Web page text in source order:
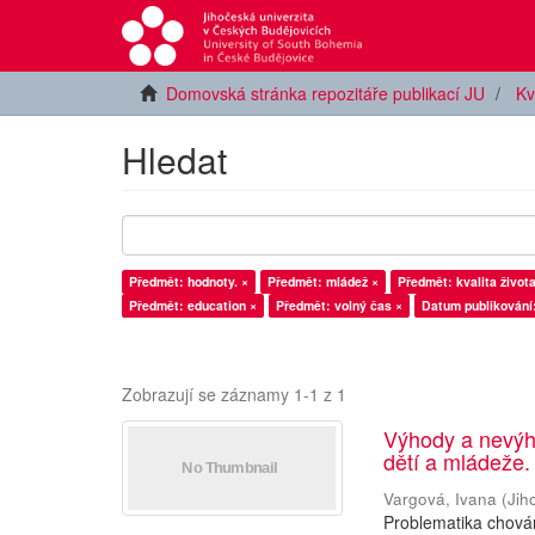
Domovská stránka repozitáře publikací JU
Hledat
Předmět: hodnoty. × Předmět: mládež ×
Předmět: kvalita
Předmět: education ×
Předmět: volný čas × Datum
Zobrazují se záznamy 1-1 z 1
Výhody a
dětí a mládeže.
Vargová, Ivana (
Problematika